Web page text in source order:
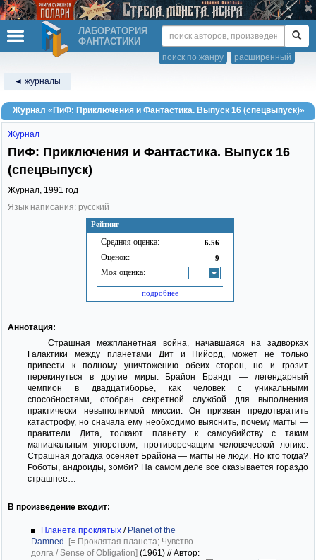
ЛАБОРАТОРИЯ
ФАНТАСТИКИ
расширенный
поиск по жанру
◄ журналы
Журнал «ПиФ: Приключения и Фантастика. Выпуск 16 (спецвыпуск)»
Рейтинг
Средняя оценка: 6.56
Оценок: 9
Моя оценка: -
подробнее
Журнал
ПиФ: Приключения и Фантастика. Выпуск 16
(спецвыпуск)
Журнал, 1991 год
Язык написания: русский
Аннотация:
Страшная межпланетная война, начавшаяся на задворках
Галактики между планетами Дит и Нийорд, может не только
привести к полному уничтожению обеих сторон, но и грозит
перекинуться в другие миры. Брайон Брандт — легендарный
чемпион в двадцатиборье, как человек с уникальными
способностями, отобран секретной службой для выполнения
практически невыполнимой миссии. Он призван предотвратить
катастрофу, но сначала ему необходимо выяснить, почему магты —
правители Дита, толкают планету к самоубийству с таким
маниакальным упорством, противоречащим человеческой логике.
Страшная догадка осеняет Брайона — магты не люди. Но кто тогда?
Роботы, андроиды, зомби? На самом деле все оказывается гораздо
страшнее…
В произведение входит:
Планета проклятых / Planet of the
Damned [= Проклятая планета; Чувство
долга / Sense of Obligation] (1961) //Автор: